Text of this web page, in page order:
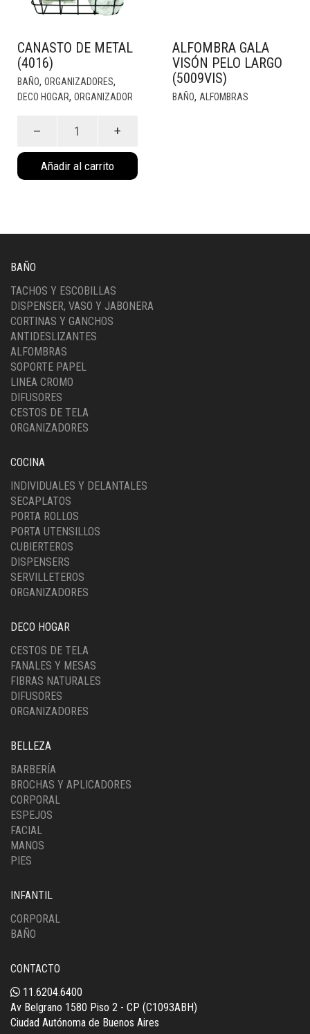
CANASTO DE METAL
(4016)
BAÑO, ORGANIZADORES,
DECO HOGAR, ORGANIZADOR
metal
(4016)
cantidad
Añadir al carrito
ALFOMBRA GALA
VISÓN PELO LARGO
(5009VIS)
BAÑO, ALFOMBRAS
BAÑO
TACHOS Y ESCOBILLAS
DISPENSER, VASO Y JABONERA
CORTINAS Y GANCHOS
ANTIDESLIZANTES
ALFOMBRAS
SOPORTE PAPEL
LINEA CROMO
DIFUSORES
CESTOS DE TELA
ORGANIZADORES
COCINA
INDIVIDUALES Y DELANTALES
SECAPLATOS
PORTA ROLLOS
PORTA UTENSILLOS
CUBIERTEROS
DISPENSERS
SERVILLETEROS
ORGANIZADORES
DECO HOGAR
CESTOS DE TELA
FANALES Y MESAS
FIBRAS NATURALES
DIFUSORES
ORGANIZADORES
BELLEZA
BARBERÍA
BROCHAS Y APLICADORES
CORPORAL
ESPEJOS
FACIAL
MANOS
PIES
INFANTIL
CORPORAL
BAÑO
CONTACTO
11.6204.6400
Av Belgrano 1580 Piso 2 - CP (C1093ABH)
Ciudad Autónoma de Buenos Aires